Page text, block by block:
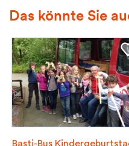
Das könnte Sie
Basti-Bus